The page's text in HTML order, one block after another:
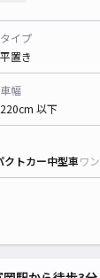
タイプ
平置き
車幅
220cm 以下
クトカー中型車ワ